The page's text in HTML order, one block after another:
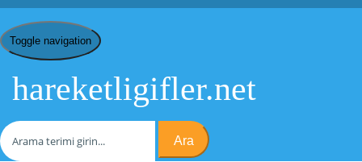
Toggle navigation
hareketligifler.net
Ara